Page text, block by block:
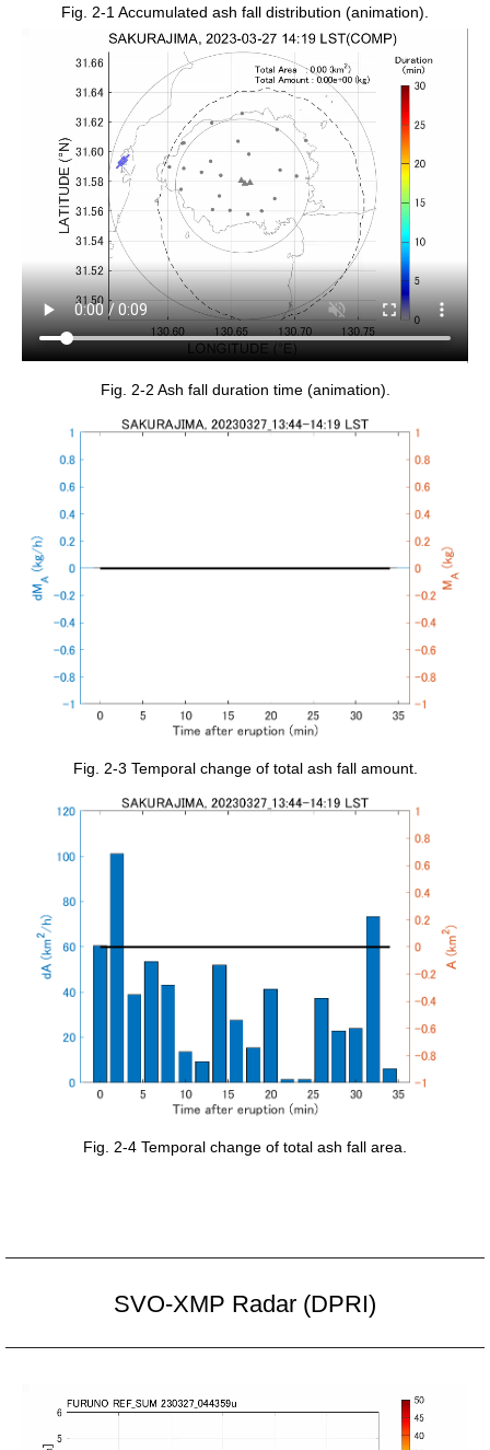
Fig. 2-1 Accumulated ash fall distribution (animation).
Fig. 2-2 Ash fall duration time (animation).
Fig. 2-3 Temporal change of total ash fall amount.
Fig. 2-4 Temporal change of total ash fall area.
SVO-XMP Radar (DPRI)